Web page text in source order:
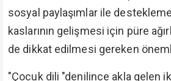
sosyal paylaşımlar ile
kaslarının gelişmesi için püre
de dikkat edilmesi gereken
"Çocuk dili "denilince akla gelen